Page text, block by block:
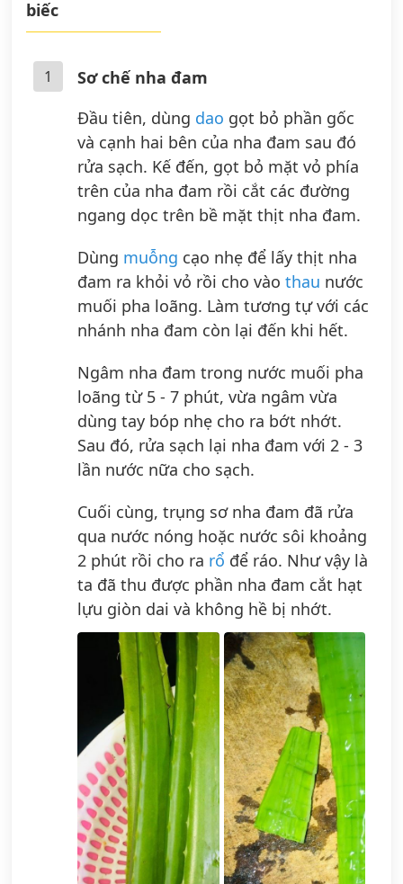
biếc
1
Sơ chế nha đam
Đầu tiên, dùng dao gọt bỏ phần gốc
và cạnh hai bên của nha đam sau đó
rửa sạch. Kế đến, gọt bỏ mặt vỏ phía
trên của nha đam rồi cắt các đường
ngang dọc trên bề mặt thịt nha đam.
Dùng muỗng cạo nhẹ để lấy thịt nha
đam ra khỏi vỏ rồi cho vào thau nước
muối pha loãng. Làm tương tự với các
nhánh nha đam còn lại đến khi hết.
Ngâm nha đam trong nước muối pha
loãng từ 5 - 7 phút, vừa ngâm vừa
dùng tay bóp nhẹ cho ra bớt nhớt.
Sau đó, rửa sạch lại nha đam với 2 - 3
lần nước nữa cho sạch.
Cuối cùng, trụng sơ nha đam đã rửa
qua nước nóng hoặc nước sôi khoảng
2 phút rồi cho ra rổ để ráo. Như vậy là
ta đã thu được phần nha đam cắt hạt
lựu giòn dai và không hề bị nhớt.